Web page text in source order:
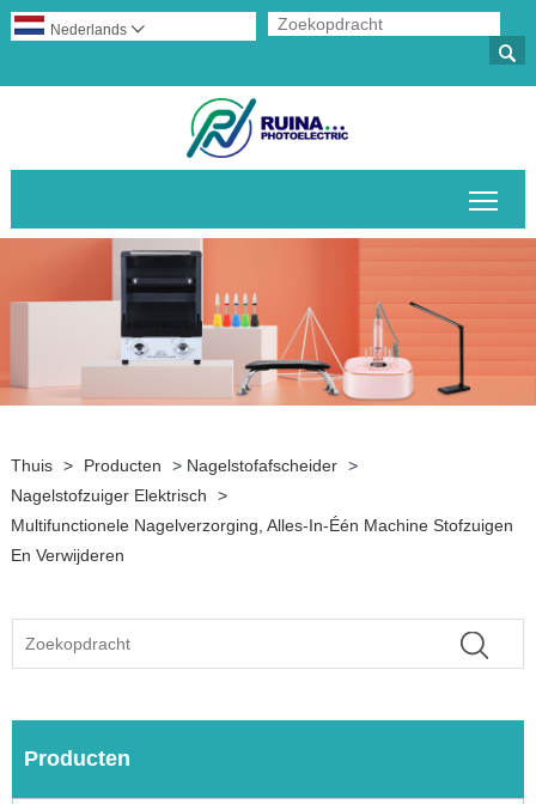

Nederlands 
Thuis > Producten > Nagelstofafscheider >
Nagelstofzuiger Elektrisch
>
Multifunctionele Nagelverzorging, Alles-In-Één Machine Stofzuigen
En Verwijderen
Producten